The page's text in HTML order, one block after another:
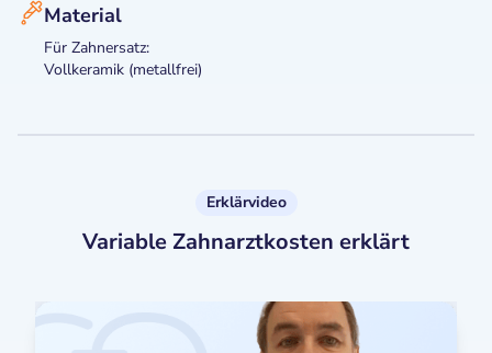
Material
Für Zahnersatz:
Vollkeramik (metallfrei)
Erklärvideo
Variable Zahnarztkosten erklärt